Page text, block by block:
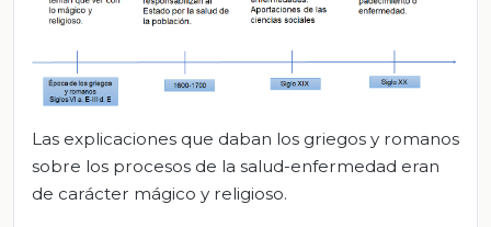
Las explicaciones que daban los griegos y romanos
sobre los procesos de la salud-enfermedad eran
de carácter mágico y religioso.